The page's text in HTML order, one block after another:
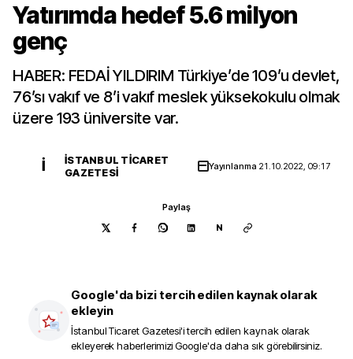
Yatırımda hedef 5.6 milyon
genç
HABER: FEDAİ YILDIRIM Türkiye’de 109’u devlet,
76’sı vakıf ve 8’i vakıf meslek yüksekokulu olmak
üzere 193 üniversite var.
İ
İSTANBUL TICARET
GAZETESI
Yayınlanma 21.10.2022, 09:17
Paylaş
N
Google'da bizi tercih edilen kaynak olarak
ekleyin
İstanbul Ticaret Gazetesi'i tercih edilen kaynak olarak
ekleyerek haberlerimizi Google'da daha sık görebilirsiniz.